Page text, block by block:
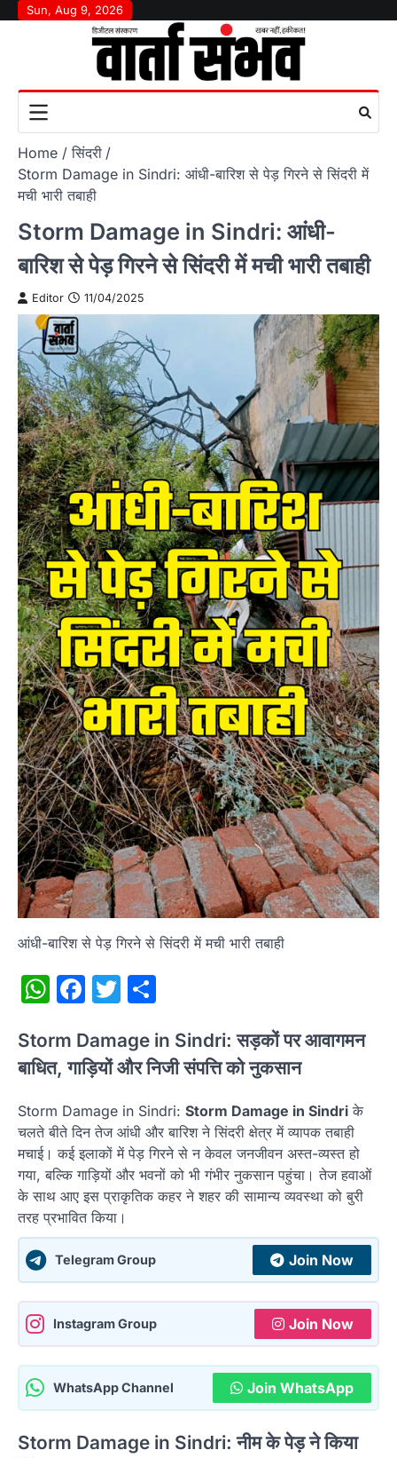
SkipSun, Aug 9, 2026
Home
सिंदरी
Storm Damage in Sindri: आंधी-बारिश से पेड़ गिरने से सिंदरी में
मची भारी तबाही
Storm Damage in Sindri: आंधी-
बारिश से पेड़ गिरने से सिंदरी में मची भारी तबाही
Editor 11/04/2025
आंधी-बारिश से पेड़ गिरने से सिंदरी में मची भारी तबाही
WhatsApp
Facebook
Twitter
Storm Damage in Sindri: सड़कों पर आवागमन
बाधित, गाड़ियों और निजी संपत्ति को नुकसान
Storm Damage in Sindri: Storm Damage in Sindri के
चलते बीते दिन तेज आंधी और बारिश ने सिंदरी क्षेत्र में व्यापक तबाही
मचाई। कई इलाकों में पेड़ गिरने से न केवल जनजीवन अस्त-व्यस्त हो
गया, बल्कि गाड़ियों और भवनों को भी गंभीर नुकसान पहुंचा। तेज हवाओं
के साथ आए इस प्राकृतिक कहर ने शहर की सामान्य व्यवस्था को बुरी
तरह प्रभावित किया।
Telegram Group Join Now
Instagram Group Join Now
WhatsApp Channel Join WhatsApp
Storm Damage in Sindri: नीम के पेड़ ने किया